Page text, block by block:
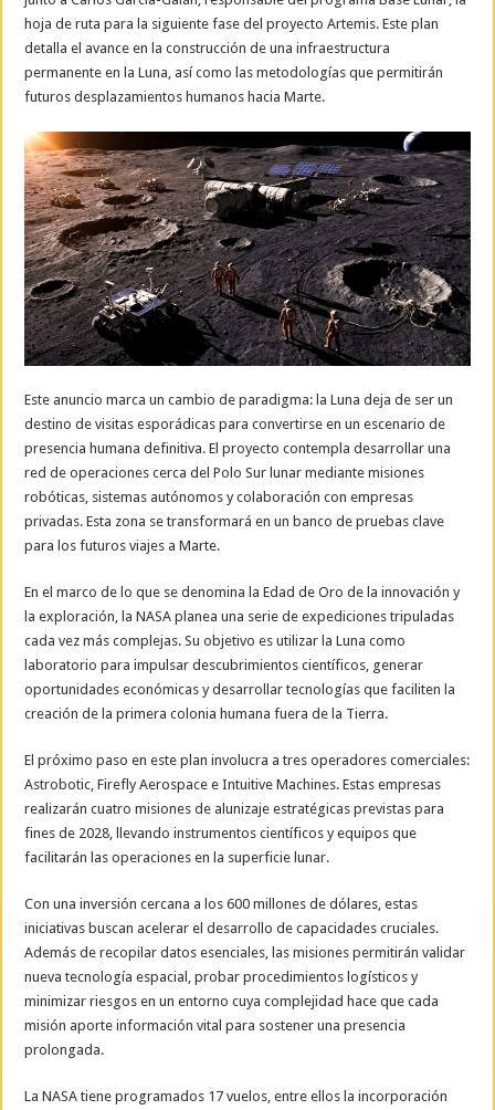
hoja de ruta para la siguiente fase del proyecto Artemis. Este plan
detalla el avance en la construcción de una infraestructura
permanente en la Luna, así como las metodologías que permitirán
futuros desplazamientos humanos hacia Marte.
Este anuncio marca un cambio de paradigma: la Luna deja de ser un
destino de visitas esporádicas para convertirse en un escenario de
presencia humana definitiva. El proyecto contempla desarrollar una
red de operaciones cerca del Polo Sur lunar mediante misiones
robóticas, sistemas autónomos y colaboración con empresas
privadas. Esta zona se transformará en un banco de pruebas clave
para los futuros viajes a Marte.
En el marco de lo que se denomina la Edad de Oro de la innovación y
la exploración, la NASA planea una serie de expediciones tripuladas
cada vez más complejas. Su objetivo es utilizar la Luna como
laboratorio para impulsar descubrimientos científicos, generar
oportunidades económicas y desarrollar tecnologías que faciliten la
creación de la primera colonia humana fuera de la Tierra.
El próximo paso en este plan involucra a tres operadores comerciales:
Astrobotic, Firefly Aerospace e Intuitive Machines. Estas empresas
realizarán cuatro misiones de alunizaje estratégicas previstas para
fines de 2028, llevando instrumentos científicos y equipos que
facilitarán las operaciones en la superficie lunar.
Con una inversión cercana a los 600 millones de dólares, estas
iniciativas buscan acelerar el desarrollo de capacidades cruciales.
Además de recopilar datos esenciales, las misiones permitirán validar
nueva tecnología espacial, probar procedimientos logísticos y
minimizar riesgos en un entorno cuya complejidad hace que cada
misión aporte información vital para sostener una presencia
prolongada.
La NASA tiene programados 17 vuelos, entre ellos la incorporación